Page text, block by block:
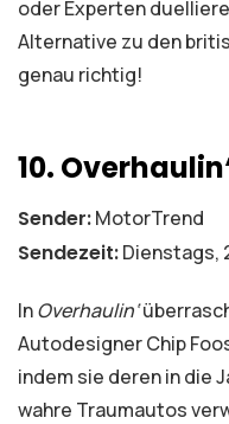
oder Experten
Alternative zu den
genau richtig!
10.
Sender:MotorTrend
Sendezeit:Dienstags,
InOverhaulin‘
Autodesigner Chip
indem sie deren in die
wahre Traumautos